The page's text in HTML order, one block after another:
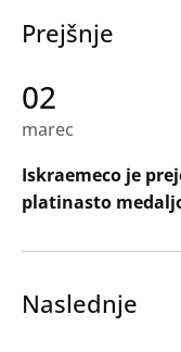
Prejšnje
02
marec
Iskraemeco je
platinasto
Naslednje